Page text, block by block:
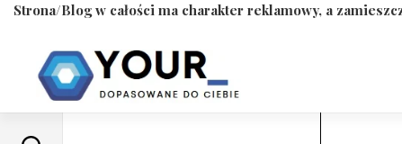
Strona/Blog w całości ma charakter reklamowy, a
content